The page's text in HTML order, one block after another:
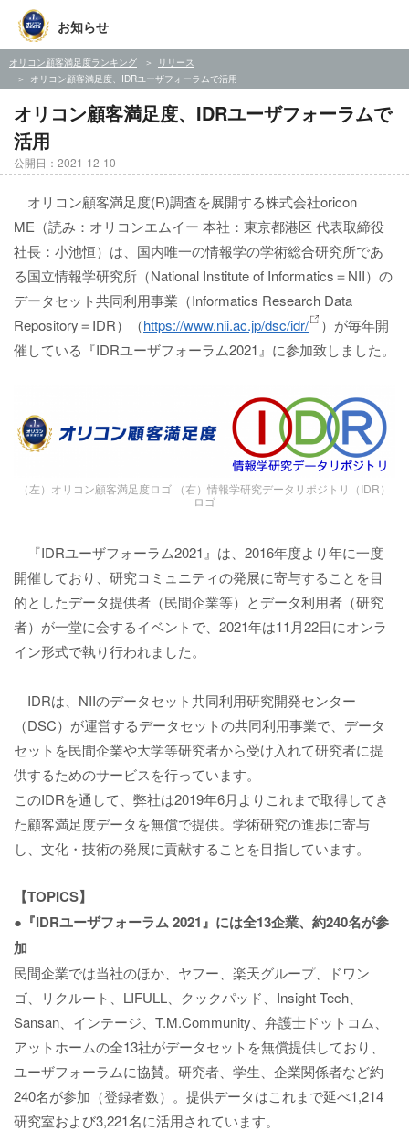
お知らせ
オリコン顧客満足度ランキング
リリース
オリコン顧客満足度、IDRユーザフォーラムで活用
オリコン顧客満足度、IDRユーザフォーラムで
活用
公開日：2021-12-10
オリコン顧客満足度(R)調査を展開する株式会社oricon
ME（読み：オリコンエムイー 本社：東京都港区 代表取締役
社長：小池恒）は、国内唯一の情報学の学術総合研究所であ
る国立情報学研究所（National Institute of Informatics＝NII）の
データセット共同利用事業（Informatics Research Data
Repository＝IDR）（https://www.nii.ac.jp/dsc/idr/
）が毎年開
催している『IDRユーザフォーラム2021』に参加致しました。
（左）オリコン顧客満足度ロゴ （右）情報学研究データリポジトリ（IDR）
ロゴ
『IDRユーザフォーラム2021』は、2016年度より年に一度
開催しており、研究コミュニティの発展に寄与することを目
的としたデータ提供者（民間企業等）とデータ利用者（研究
者）が一堂に会するイベントで、2021年は11月22日にオンラ
イン形式で執り行われました。
IDRは、NIIのデータセット共同利用研究開発センター
（DSC）が運営するデータセットの共同利用事業で、データ
セットを民間企業や大学等研究者から受け入れて研究者に提
供するためのサービスを行っています。
このIDRを通して、弊社は2019年6月よりこれまで取得してき
た顧客満足度データを無償で提供。学術研究の進歩に寄与
し、文化・技術の発展に貢献することを目指しています。
【TOPICS】
●『IDRユーザフォーラム 2021』には全13企業、約240名が参
加
民間企業では当社のほか、ヤフー、楽天グループ、ドワン
ゴ、リクルート、LIFULL、クックパッド、Insight Tech、
Sansan、インテージ、T.M.Community、弁護士ドットコム、
アットホームの全13社がデータセットを無償提供しており、
ユーザフォーラムに協賛。研究者、学生、企業関係者など約
240名が参加（登録者数）。提供データはこれまで延べ1,214
研究室および3,221名に活用されています。